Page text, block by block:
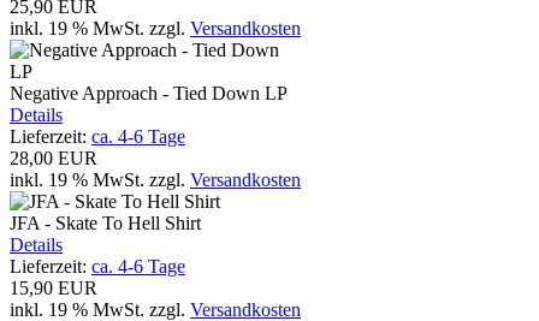
25,90 EUR
inkl. 19 % MwSt. zzgl. Versandkosten
Negative Approach - Tied Down LP
Details
Lieferzeit: ca. 4-6 Tage
28,00 EUR
inkl. 19 % MwSt. zzgl. Versandkosten
JFA - Skate To Hell Shirt
Details
Lieferzeit: ca. 4-6 Tage
15,90 EUR
inkl. 19 % MwSt. zzgl. Versandkosten